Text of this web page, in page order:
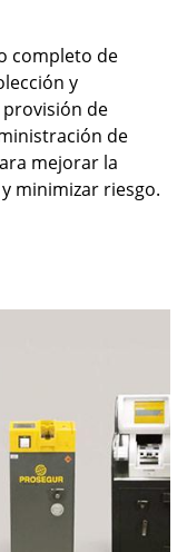
completo de
y
de
de
mejorar la
minimizar riesgo.